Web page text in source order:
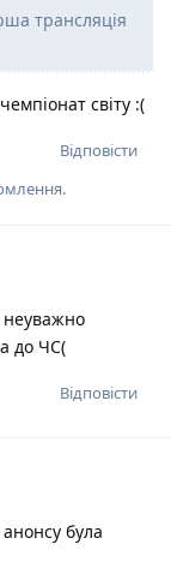
трансляція
світу :(
Відповісти
до ЧС(
Відповісти
була